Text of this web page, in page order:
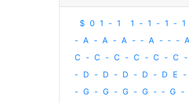
$ 0 1 - 1 1 - 1 - 1 - 1
- A - A - A - ‐ A - ‐ -
C - C - C - C - C - C -
- D - D - D - D - D E -
- G - G - G - G - ‐ G -